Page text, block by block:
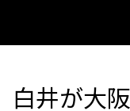
白井が大